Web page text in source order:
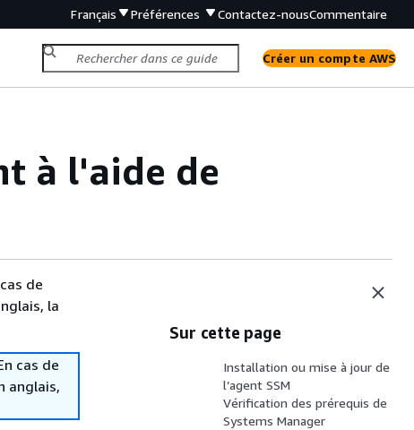
Français Préférences Contactez-nousCommentaire
Créer un compte AWS
à l'aide de
de
la
cas de
anglais,
Sur cette page
Installation ou mise à jour de
l’agent SSM
Vérification des prérequis de
Systems Manager